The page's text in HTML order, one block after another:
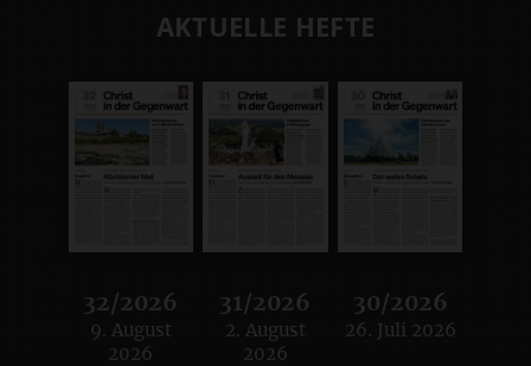
AKTUELLE HEFTE
32/2026
:
9. August
2026
31/2026
:
2. August
2026
30/2026
:
26. Juli 2026